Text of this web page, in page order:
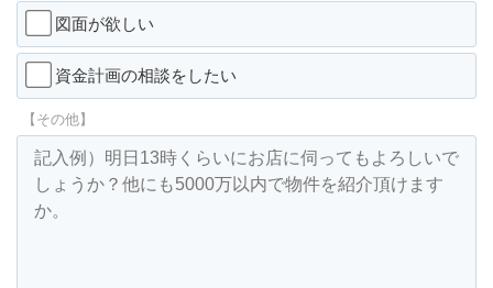
図面が欲しい
資金計画の相談をしたい
【その他】